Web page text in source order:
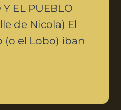
Y EL PUEBLO
de Nicola) El
(o el Lobo) iban